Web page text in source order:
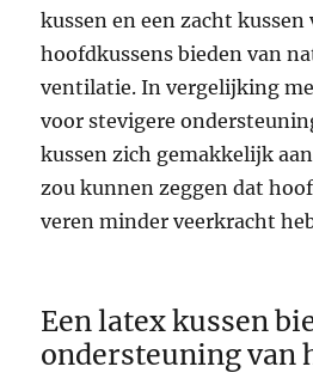
kussen en een zacht kussen
hoofdkussens bieden van
ventilatie. In vergelijking
voor stevigere
kussen zich gemakkelijk
zou kunnen zeggen dat
veren minder veerkracht
Een latex kussen
ondersteuning van